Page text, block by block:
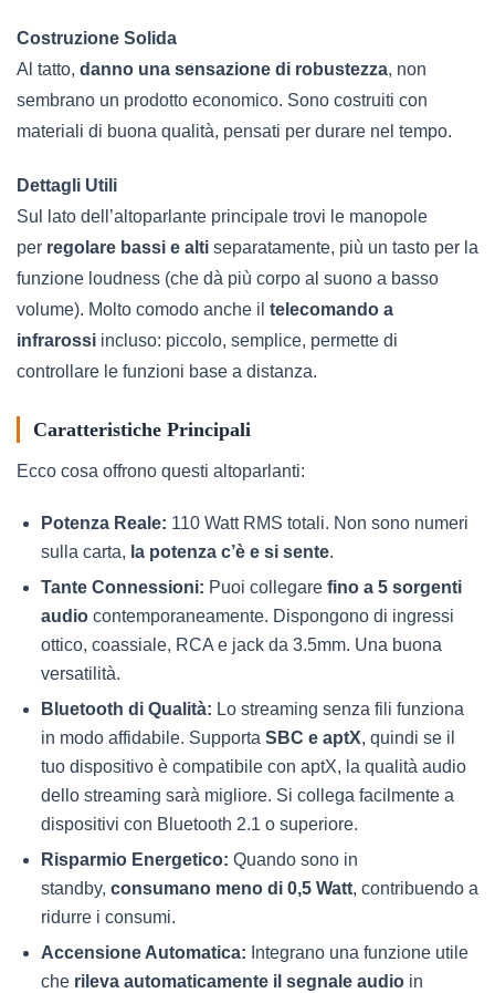
Costruzione Solida
Al tatto, danno una sensazione di robustezza, non
sembrano un prodotto economico. Sono costruiti con
materiali di buona qualità, pensati per durare nel tempo.
Dettagli Utili
Sul lato dell’altoparlante principale trovi le manopole
per regolare bassi e alti separatamente, più un tasto per la
funzione loudness (che dà più corpo al suono a basso
volume). Molto comodo anche il telecomando a
infrarossi incluso: piccolo, semplice, permette di
controllare le funzioni base a distanza.
Caratteristiche Principali
Ecco cosa offrono questi altoparlanti:
Potenza Reale: 110 Watt RMS totali. Non sono numeri
sulla carta, la potenza c’è e si sente.
Tante Connessioni: Puoi collegare fino a 5 sorgenti
audio contemporaneamente. Dispongono di ingressi
ottico, coassiale, RCA e jack da 3.5mm. Una buona
versatilità.
Bluetooth di Qualità: Lo streaming senza fili funziona
in modo affidabile. Supporta SBC e aptX, quindi se il
tuo dispositivo è compatibile con aptX, la qualità audio
dello streaming sarà migliore. Si collega facilmente a
dispositivi con Bluetooth 2.1 o superiore.
Risparmio Energetico: Quando sono in
standby, consumano meno di 0,5 Watt, contribuendo a
ridurre i consumi.
Accensione Automatica: Integrano una funzione utile
che rileva automaticamente il segnale audio in